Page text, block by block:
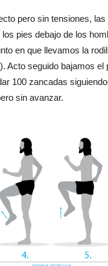
pero sin tensiones, las
pies debajo de los
en que llevamos la
Acto seguido bajamos el
100 zancadas
sin avanzar.